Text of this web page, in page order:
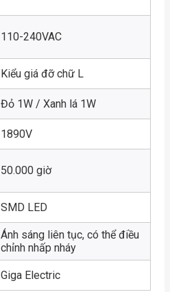
110-240VAC
Kiểu giá đỡ chữ L
Đỏ 1W / Xanh lá 1W
1890V
50.000 giờ
SMD LED
Ánh sáng liên tục, có thể điều
chỉnh nhấp nháy
Giga Electric